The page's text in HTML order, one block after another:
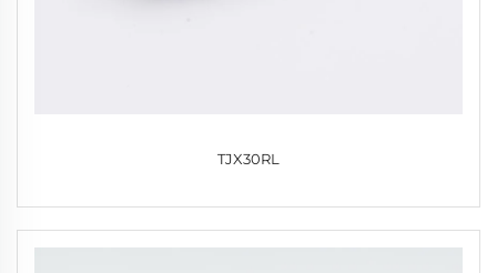
TJX30RL